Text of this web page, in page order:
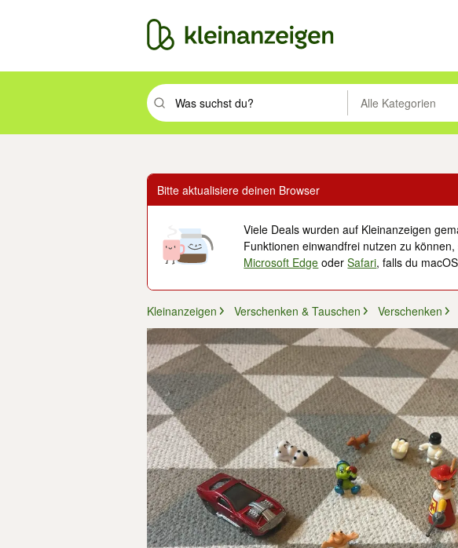
Suchbegriff eingeben. Eingabetaste drücken um zu suchen,
Alle Kategorien
Bitte aktualisiere deinen Browser
Viele Deals wurden auf Kleinanzeigen
Funktionen einwandfrei nutzen zu
Microsoft Edge oderSafari, falls du
Kleinanzeigen Verschenken & Tauschen Verschenken